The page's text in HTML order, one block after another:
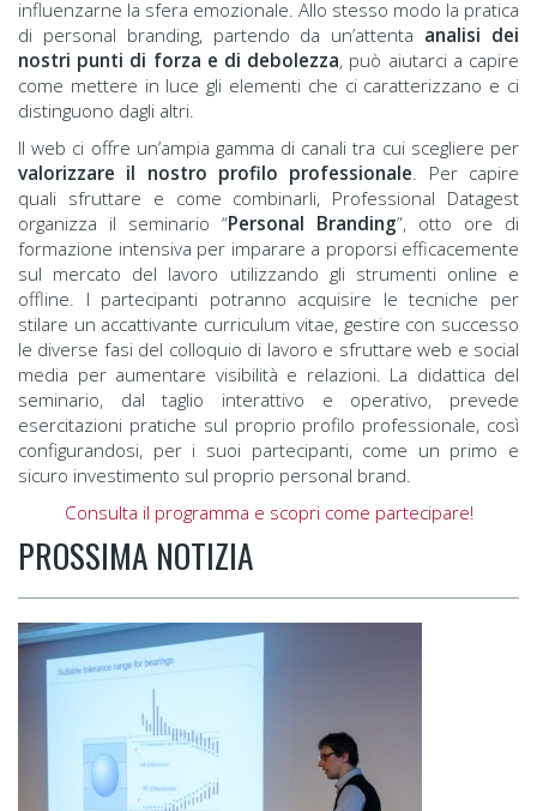
influenzarne la sfera emozionale. Allo stesso modo la pratica
di personal branding, partendo da un’attenta analisi dei
nostri punti di forza e di debolezza, può aiutarci a capire
come mettere in luce gli elementi che ci caratterizzano e ci
distinguono dagli altri.
Il web ci offre un’ampia gamma di canali tra cui scegliere per
valorizzare il nostro profilo professionale . Per capire
quali sfruttare e come combinarli, Professional Datagest
organizza il seminario “Personal Branding”, otto ore di
formazione intensiva per imparare a proporsi efficacemente
sul mercato del lavoro utilizzando gli strumenti online e
offline. I partecipanti potranno acquisire le tecniche per
stilare un accattivante curriculum vitae, gestire con successo
le diverse fasi del colloquio di lavoro e sfruttare web e social
media per aumentare visibilità e relazioni. La didattica del
seminario, dal taglio interattivo e operativo, prevede
esercitazioni pratiche sul proprio profilo professionale, così
configurandosi, per i suoi partecipanti, come un primo e
sicuro investimento sul proprio personal brand.
Consulta il programma e scopri come partecipare!
PROSSIMA NOTIZIA